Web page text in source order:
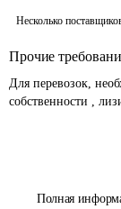
Полная
Несколько
Прочие
Для перевозок,
собственности ,